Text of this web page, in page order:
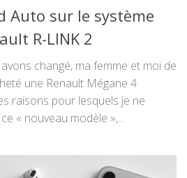
Auto sur le système
R-LINK 2
changé, ma femme et moi de
une Renault Mégane 4
raisons pour lesquels je ne
« nouveau modèle »,...